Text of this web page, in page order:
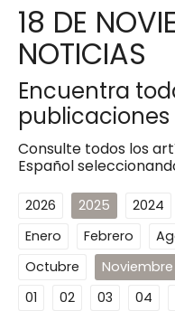
18 DE
NOTICIAS
Encuentra
publicaciones
Consulte todos los
Español
2026 2025 2024
Enero
Febrero
Octubre
Noviembre
01
02 03 04